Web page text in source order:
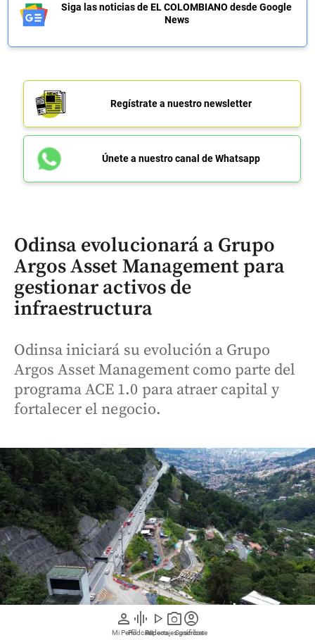
person
Mi Perfil
graphic_eq
Pódcast
play_arrow
Videos
photo_camera
Reportajes gráficos
account_circle
Suscríbete
Siga las noticias de EL COLOMBIANO desde Google
News
Regístrate a nuestro newsletter
Únete a nuestro canal de Whatsapp
Odinsa evolucionará a Grupo
Argos Asset Management para
gestionar activos de
infraestructura
Odinsa iniciará su evolución a Grupo
Argos Asset Management como parte del
programa ACE 1.0 para atraer capital y
fortalecer el negocio.